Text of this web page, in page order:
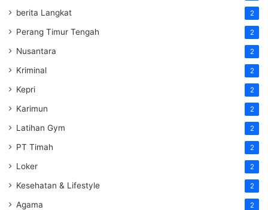
berita Langkat 2
Perang Timur Tengah 2
Nusantara 2
Kriminal 2
Kepri 2
Karimun 2
Latihan Gym 2
PT Timah 2
Loker 2
Kesehatan & Lifestyle 2
Agama 2